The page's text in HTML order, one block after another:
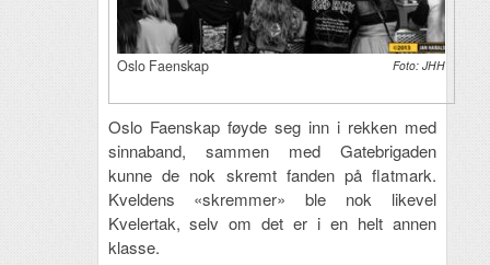
Oslo Faenskap Foto: JHH
Oslo Faenskap føyde seg inn i rekken med
sinnaband, sammen med Gatebrigaden
kunne de nok skremt fanden på flatmark.
Kveldens «skremmer» ble nok likevel
Kvelertak, selv om det er i en helt annen
klasse.